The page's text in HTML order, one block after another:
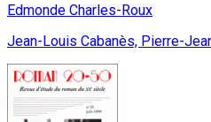
Edmonde Charles-Roux
Jean-Louis Cabanès, Pierre-